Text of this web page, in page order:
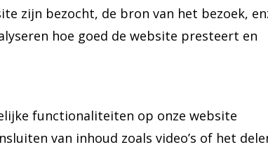
zijn bezocht, de bron van het bezoek,
hoe goed de website presteert en
functionaliteiten op onze website
van inhoud zoals video’s of het